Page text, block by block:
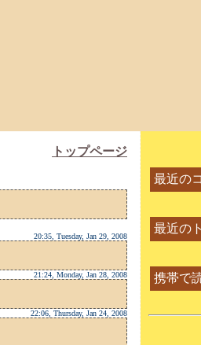
トップページ
20:35, Tuesday, Jan 29, 2008
21:24, Monday, Jan 28, 2008
22:06, Thursday, Jan 24, 2008
最近の
最近の
携帯で